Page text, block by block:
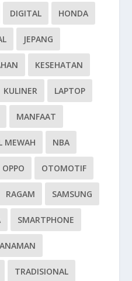
DIGITAL HONDA
JEPANG
KESEHATAN
KULINER LAPTOP
MANFAAT
MEWAH NBA
OPPO OTOMOTIF
RAGAM SAMSUNG
SMARTPHONE
TRADISIONAL